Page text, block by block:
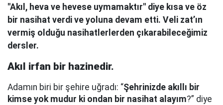
"Akıl, heva ve hevese uymamaktır" diye kısa ve öz
bir nasihat verdi ve yoluna devam etti. Veli zat’ın
vermiş olduğu nasihatlerlerden çıkarabileceğimiz
dersler.
Akıl irfan bir hazinedir.
Adamın biri bir şehire uğradı: “Şehrinizde akıllı bir
kimse yok mudur ki ondan bir nasihat alayım?” diye